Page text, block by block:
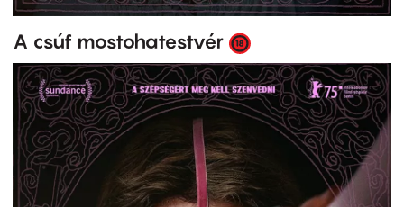
A csúf mostohatestvér